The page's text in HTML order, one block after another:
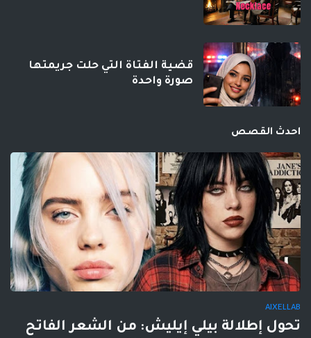
قضية الفتاة التي حلت جريمتها
صورة واحدة
احدث القصص
AIXELLAB
تحول إطلالة بيلي إيليش: من الشعر الفاتح